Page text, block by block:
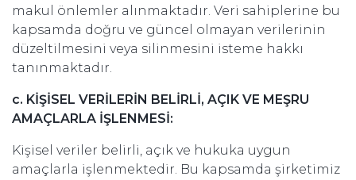
makul önlemler alınmaktadır. Veri sahiplerine bu
kapsamda doğru ve güncel olmayan verilerinin
düzeltilmesini veya silinmesini isteme hakkı
tanınmaktadır.
c. KİŞİSEL VERİLERİN BELİRLİ, AÇIK VE MEŞRU
AMAÇLARLA İŞLENMESİ:
Kişisel veriler belirli, açık ve hukuka uygun
amaçlarla işlenmektedir. Bu kapsamda şirketimiz